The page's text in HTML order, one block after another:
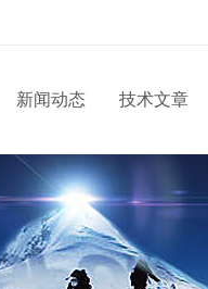
新闻动态 技术文章